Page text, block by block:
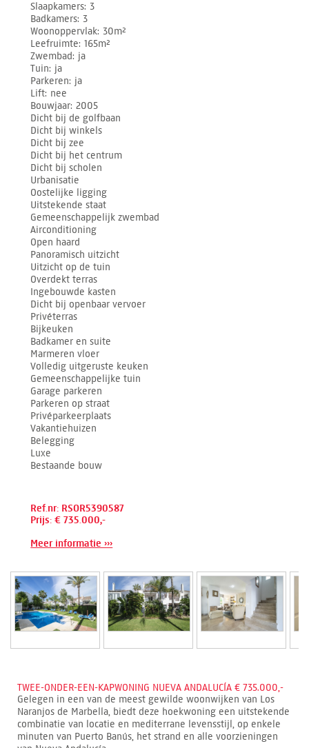
Slaapkamers 3
Badkamers 3
Woonoppervlak 30m²
Leefruimte 165m²
Zwembad ja
Tuin ja
Parkeren ja
Lift nee
Bouwjaar 2005
Dicht bij de golfbaan
Dicht bij winkels
Dicht bij zee
Dicht bij het centrum
Dicht bij scholen
Urbanisatie
Oostelijke ligging
Uitstekende staat
Gemeenschappelijk zwembad
Airconditioning
Open haard
Panoramisch uitzicht
Uitzicht op de tuin
Overdekt terras
Ingebouwde kasten
Dicht bij openbaar vervoer
Privéterras
Bijkeuken
Badkamer en suite
Marmeren vloer
Volledig uitgeruste keuken
Gemeenschappelijke tuin
Garage parkeren
Parkeren op straat
Privéparkeerplaats
Vakantiehuizen
Belegging
Luxe
Bestaande bouw
Ref.nr: RSOR5390587
Prijs: € 735.000,-
Meer informatie ›››
TWEE-ONDER-EEN-KAPWONING NUEVA ANDALUCÍA € 735.000,-
Gelegen in een van de meest gewilde woonwijken van Los
Naranjos de Marbella, biedt deze hoekwoning een uitstekende
combinatie van locatie en mediterrane levensstijl, op enkele
minuten van Puerto Banús, het strand en alle voorzieningen